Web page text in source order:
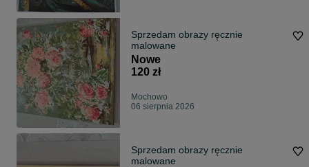
Sprzedam obrazy ręcznie
malowane
Nowe
120 zł
Mochowo
06 sierpnia 2026
Sprzedam obrazy ręcznie
malowane